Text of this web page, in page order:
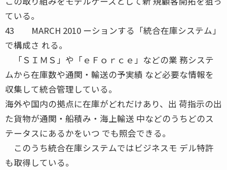
ている。
43 MARCH 2010 ーションする「統合在庫システム」
で構成さ れる。
「ＳＩＭＳ」や「ｅＦｏｒｃｅ」などの業 務システ
ムから在庫数や通関・輸送の予実績 など必要な情報を
収集して統合管理している。
海外や国内の拠点に在庫がどれだけあり、出 荷指示の出
た貨物が通関・船積み・海上輸送 中などのうちどのス
テータスにあるかをいつ でも照会できる。
このうち統合在庫システムではビジネスモ デル特許
も取得している。